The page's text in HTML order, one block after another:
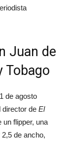
Juan de
Tobago
de agosto
director de El
un flipper, una
de ancho,